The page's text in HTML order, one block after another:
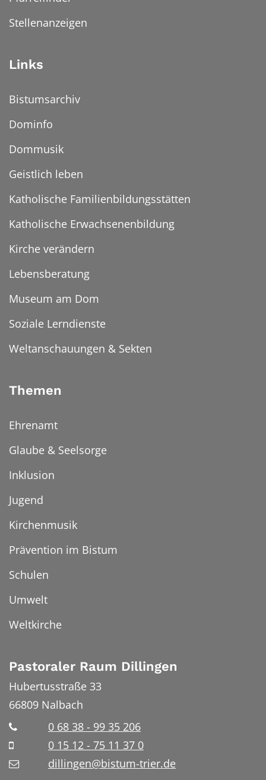
Stellenanzeigen
Links
Bistumsarchiv
Dominfo
Dommusik
Geistlich leben
Katholische Familienbildungsstätten
Katholische Erwachsenenbildung
Kirche verändern
Lebensberatung
Museum am Dom
Soziale Lerndienste
Weltanschauungen & Sekten
Themen
Ehrenamt
Glaube & Seelsorge
Inklusion
Jugend
Kirchenmusik
Prävention im Bistum
Schulen
Umwelt
Weltkirche
Pastoraler Raum Dillingen
Hubertusstraße 33
66809 Nalbach
0 68 38 - 99 35 206
0 15 12 - 75 11 37 0
dillingen@bistum-trier.de